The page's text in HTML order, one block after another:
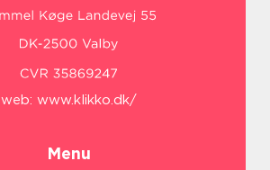
web: www.klikko.dk/
Menu